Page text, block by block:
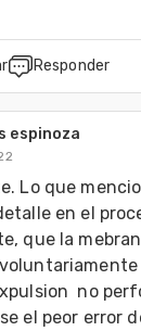
Responder
espinoza
Lo que
en el
que la
no
el peor error